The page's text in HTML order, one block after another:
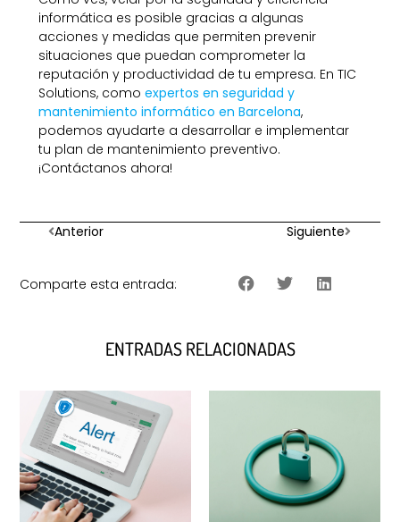
informática es posible gracias a algunas
acciones y medidas que permiten prevenir
situaciones que puedan comprometer la
reputación y productividad de tu empresa. En TIC
Solutions, como expertos en seguridad y
mantenimiento informático en Barcelona,
podemos ayudarte a desarrollar e implementar
tu plan de mantenimiento preventivo.
¡Contáctanos ahora!
Anterior Siguiente
Comparte esta entrada:
ENTRADAS RELACIONADAS